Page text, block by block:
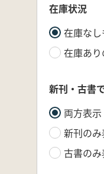
在庫状況
在庫な
在庫あ
新刊・古書
両方表示
新刊のみ
古書のみ